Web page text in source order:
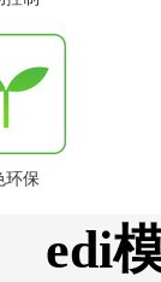
环保
edi